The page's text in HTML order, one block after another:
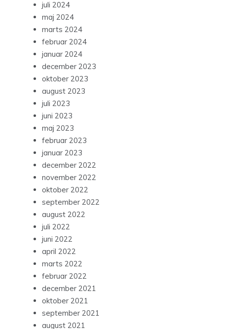
juli 2024
maj 2024
marts 2024
februar 2024
januar 2024
december 2023
oktober 2023
august 2023
juli 2023
juni 2023
maj 2023
februar 2023
januar 2023
december 2022
november 2022
oktober 2022
september 2022
august 2022
juli 2022
juni 2022
april 2022
marts 2022
februar 2022
december 2021
oktober 2021
september 2021
august 2021